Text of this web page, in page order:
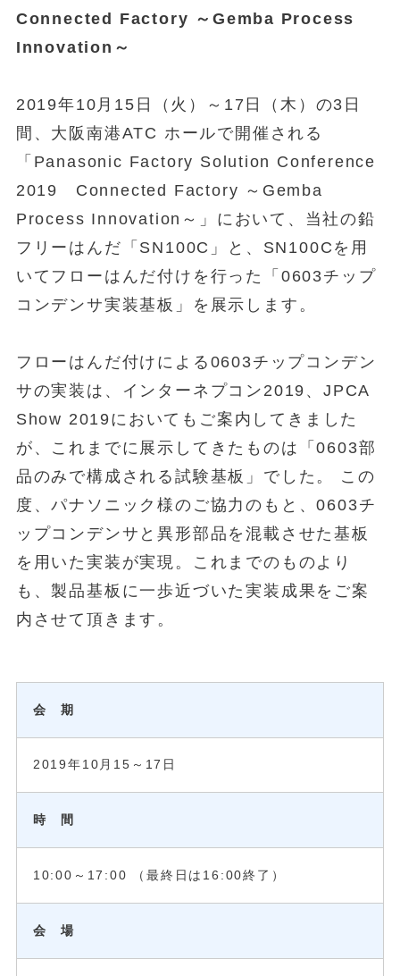
Connected Factory ～Gemba Process
Innovation～
2019年10月15日（火）～17日（木）の3日
間、大阪南港ATC ホールで開催される
「Panasonic Factory Solution Conference
2019 Connected Factory ～Gemba
Process Innovation～」において、当社の鉛
フリーはんだ「SN100C」と、SN100Cを用
いてフローはんだ付けを行った「0603チップ
コンデンサ実装基板」を展示します。
フローはんだ付けによる0603チップコンデン
サの実装は、インターネプコン2019、JPCA
Show 2019においてもご案内してきました
が、これまでに展示してきたものは「0603部
品のみで構成される試験基板」でした。 この
度、パナソニック様のご協力のもと、0603チ
ップコンデンサと異形部品を混載させた基板
を用いた実装が実現。これまでのものより
も、製品基板に一歩近づいた実装成果をご案
内させて頂きます。
会 期
2019年10月15～17日
時 間
10:00～17:00 （最終日は16:00終了）
会 場